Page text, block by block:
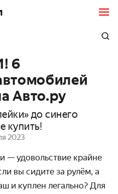
6
Авто.ру
до синего
купить!
2023
— удовольствие крайне
вы сидите за рулём, а
и куплен легально? Для